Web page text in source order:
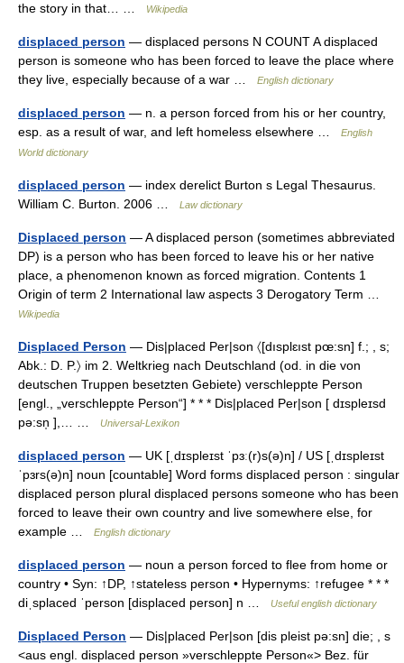
the story in that… …
Wikipedia
displaced person — displaced persons N COUNT A displaced
person is someone who has been forced to leave the place where
they live, especially because of a war …
English dictionary
displaced person — n. a person forced from his or her country,
esp. as a result of war, and left homeless elsewhere …
English
World dictionary
displaced person — index derelict Burton s Legal Thesaurus.
William C. Burton. 2006 …
Law dictionary
Displaced person — A displaced person (sometimes abbreviated
DP) is a person who has been forced to leave his or her native
place, a phenomenon known as forced migration. Contents 1
Origin of term 2 International law aspects 3 Derogatory Term …
Wikipedia
Displaced Person — Dis|placed Per|son 〈[dısplɛıst pœ:sn] f.; , s;
Abk.: D. P.〉 im 2. Weltkrieg nach Deutschland (od. in die von
deutschen Truppen besetzten Gebiete) verschleppte Person
[engl., „verschleppte Person“] * * * Dis|placed Per|son [ dɪspleɪsd
pə:sn̩ ],… …
Universal-Lexikon
displaced person — UK [ˌdɪspleɪst ˈpɜː(r)s(ə)n] / US [ˌdɪspleɪst
ˈpɜrs(ə)n] noun [countable] Word forms displaced person : singular
displaced person plural displaced persons someone who has been
forced to leave their own country and live somewhere else, for
example …
English dictionary
displaced person — noun a person forced to flee from home or
country • Syn: ↑DP, ↑stateless person • Hypernyms: ↑refugee * * *
diˌsplaced ˈperson [displaced person] n …
Useful english dictionary
Displaced Person — Dis|placed Per|son [dis pleist pə:sn] die; , s
<aus engl. displaced person »verschleppte Person«> Bez. für